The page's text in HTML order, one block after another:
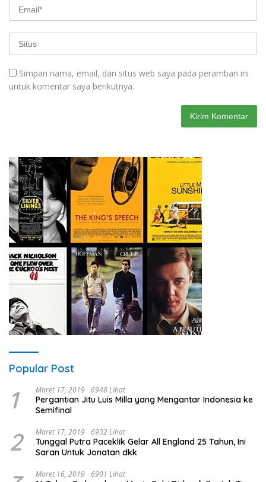
Simpan nama, email, dan situs web saya pada peramban ini
untuk komentar saya berikutnya.
Popular Post
1 Maret 17, 2019 6948 Lihat
Pergantian Jitu Luis Milla yang Mengantar Indonesia ke
Semifinal
2 Maret 17, 2019 6932 Lihat
Tunggal Putra Paceklik Gelar All England 25 Tahun, Ini
Saran Untuk Jonatan dkk
Maret 16, 2019 6901 Lihat